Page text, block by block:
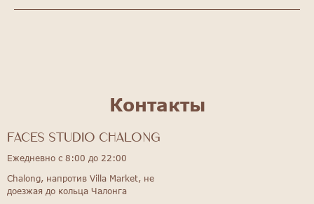
Контакты
Ежедневно с 8:00 до 22:00
Chalong, напротив Villa Market, не
доезжая до кольца Чалонга
FACES STUDIO Chalong